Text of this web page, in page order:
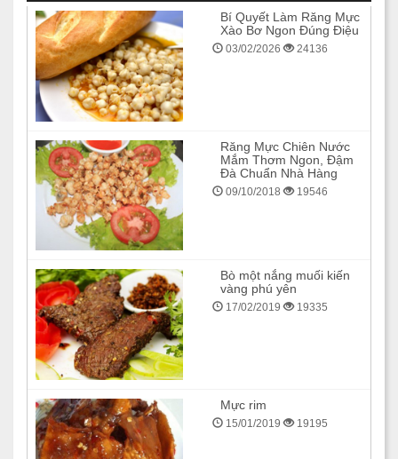
Bí Quyết Làm Răng Mực
Xào Bơ Ngon Đúng Điệu
03/02/2026 24136
Răng Mực Chiên Nước
Mắm Thơm Ngon, Đậm
Đà Chuẩn Nhà Hàng
09/10/2018 19546
Bò một nắng muối kiến
vàng phú yên
17/02/2019 19335
Mực rim
15/01/2019 19195